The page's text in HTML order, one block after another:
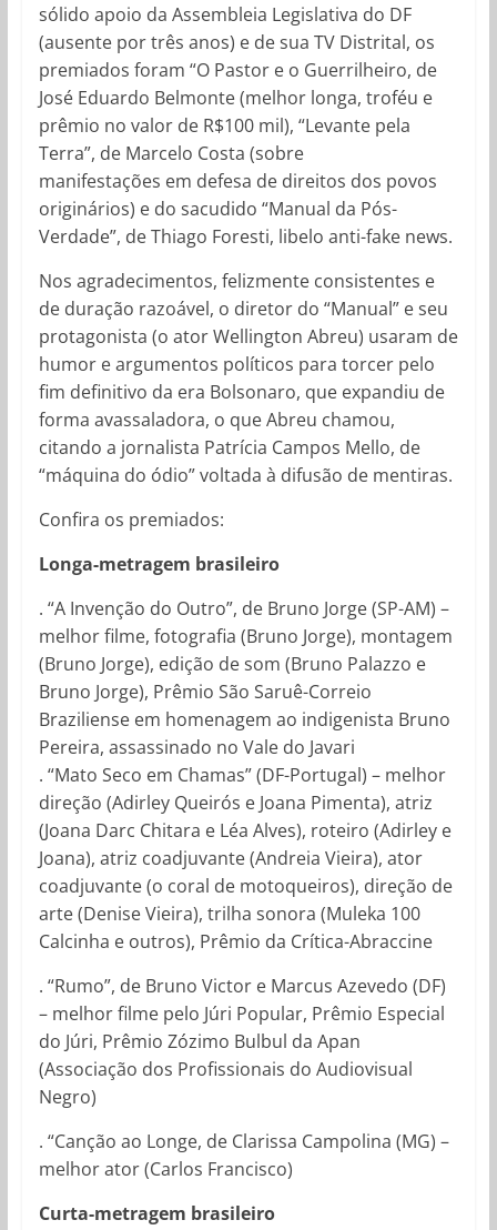
sólido apoio da Assembleia Legislativa do DF
(ausente por três anos) e de sua TV Distrital, os
premiados foram “O Pastor e o Guerrilheiro, de
José Eduardo Belmonte (melhor longa, troféu e
prêmio no valor de R$100 mil), “Levante pela
Terra”, de Marcelo Costa (sobre
manifestações em defesa de direitos dos povos
originários) e do sacudido “Manual da Pós-
Verdade”, de Thiago Foresti, libelo anti-fake news.
Nos agradecimentos, felizmente consistentes e
de duração razoável, o diretor do “Manual” e seu
protagonista (o ator Wellington Abreu) usaram de
humor e argumentos políticos para torcer pelo
fim definitivo da era Bolsonaro, que expandiu de
forma avassaladora, o que Abreu chamou,
citando a jornalista Patrícia Campos Mello, de
“máquina do ódio” voltada à difusão de mentiras.
Confira os premiados:
Longa-metragem brasileiro
. “A Invenção do Outro”, de Bruno Jorge (SP-AM) –
melhor filme, fotografia (Bruno Jorge), montagem
(Bruno Jorge), edição de som (Bruno Palazzo e
Bruno Jorge), Prêmio São Saruê-Correio
Braziliense em homenagem ao indigenista Bruno
Pereira, assassinado no Vale do Javari
. “Mato Seco em Chamas” (DF-Portugal) – melhor
direção (Adirley Queirós e Joana Pimenta), atriz
(Joana Darc Chitara e Léa Alves), roteiro (Adirley e
Joana), atriz coadjuvante (Andreia Vieira), ator
coadjuvante (o coral de motoqueiros), direção de
arte (Denise Vieira), trilha sonora (Muleka 100
Calcinha e outros), Prêmio da Crítica-Abraccine
. “Rumo”, de Bruno Victor e Marcus Azevedo (DF)
– melhor filme pelo Júri Popular, Prêmio Especial
do Júri, Prêmio Zózimo Bulbul da Apan
(Associação dos Profissionais do Audiovisual
Negro)
. “Canção ao Longe, de Clarissa Campolina (MG) –
melhor ator (Carlos Francisco)
Curta-metragem brasileiro